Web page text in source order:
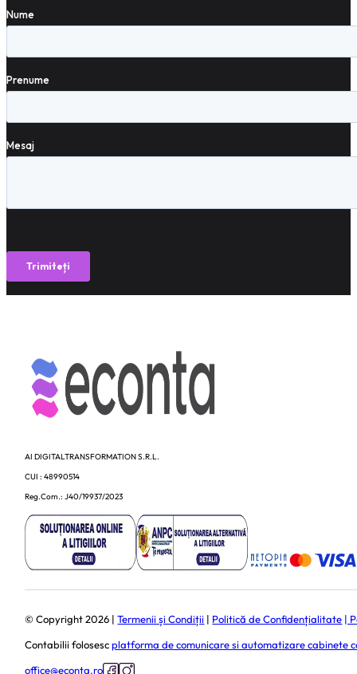
AI DIGITALTRANSFORMATION S.R.L.
CUI : 48990514
Reg.Com.: J40/19937/2023
© Copyright 2026 |Termenii și Condiții | Politică de Confidențialitate |
Contabilii folosescplatforma de comunicare si automatizare cabinete
office@econta.ro